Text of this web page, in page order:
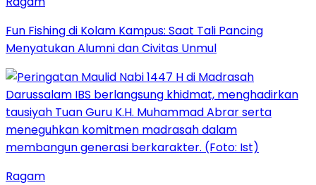
Fun Fishing di Kolam Kampus: Saat Tali Pancing
Menyatukan Alumni dan Civitas Unmul
Ragam